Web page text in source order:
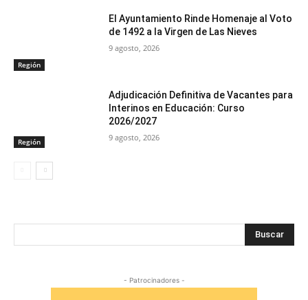
Región
El Ayuntamiento Rinde Homenaje al Voto
de 1492 a la Virgen de Las Nieves
9 agosto, 2026
Región
Adjudicación Definitiva de Vacantes para
Interinos en Educación: Curso
2026/2027
9 agosto, 2026
Buscar
- Patrocinadores -